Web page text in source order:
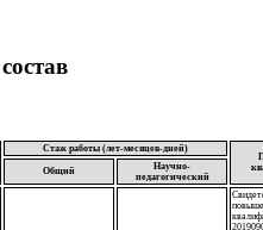
Стаж работы (лет-месяцев-дней)
Общий
Научно-
педагогический